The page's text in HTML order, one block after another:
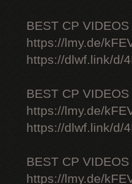
BEST CP
https://lmy.de/
https://dlwf.link/d/
BEST CP
https://lmy.de/
https://dlwf.link/d/
BEST CP
https://lmy.de/